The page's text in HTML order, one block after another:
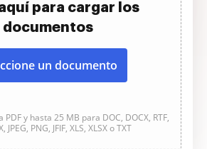
para cargar los
documentos
un documento
y hasta 25 MB para DOC, DOCX, RTF,
JPEG, PNG, JFIF, XLS, XLSX o TXT